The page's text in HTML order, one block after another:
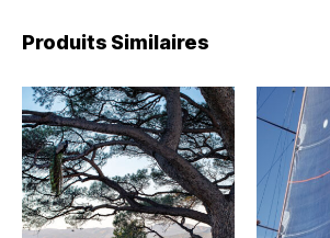
Produits Similaires